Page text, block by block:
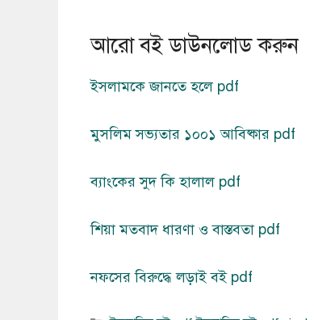
আরো বই ডাউনলোড করুন
ইসলামকে জানতে হলে pdf
মুসলিম সভ্যতার ১০০১ আবিষ্কার pdf
ব্যাংকের সুদ কি হালাল pdf
শিয়া মতবাদ ধারণা ও বাস্তবতা pdf
নফসের বিরুদ্ধে লড়াই বই pdf